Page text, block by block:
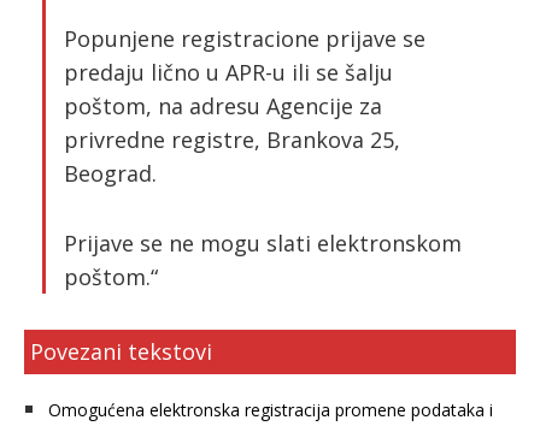
Popunjene registracione prijave se
predaju lično u APR-u ili se šalju
poštom, na adresu Agencije za
privredne registre, Brankova 25,
Beograd.
Prijave se ne mogu slati elektronskom
poštom.“
Povezani tekstovi
Omogućena elektronska registracija promene podataka i